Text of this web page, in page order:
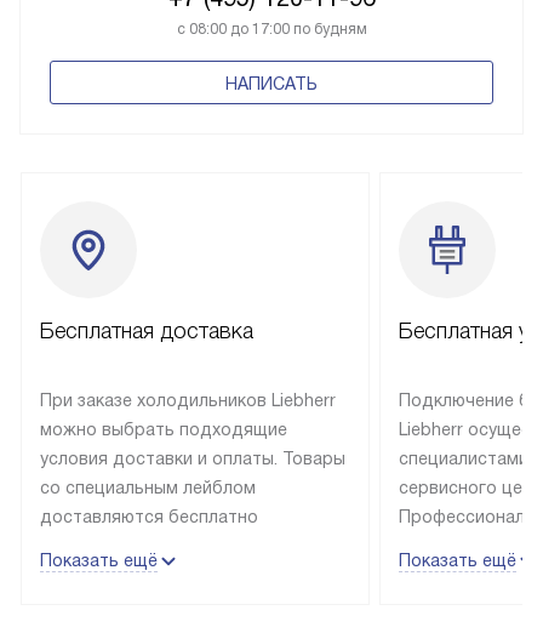
с 08:00 до 17:00 по будням
НАПИСАТЬ
Бесплатная доставка
При заказе холодильников Liebherr
можно выбрать подходящие
условия доставки и оплаты. Товары
со специальным лейблом
доставляются бесплатно
до подъезда, выезд за МКАД
Показать ещё
Бесплатная
Подключение
Liebherr
специалистами
сервисного
эксплуатации
Показать ещё